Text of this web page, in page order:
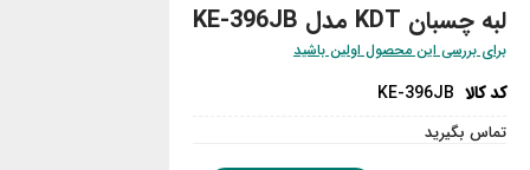
لبه چسبان KDT مدل KE-396JB
برای بررسی این محصول اولین باشید
کد کالا KE-396JB
تماس بگیرید